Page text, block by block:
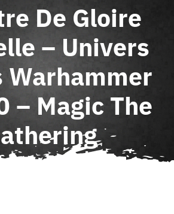
De Gloire
– Univers
– Magic The